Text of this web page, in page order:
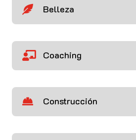
 Belleza
 Coaching
 Construcción